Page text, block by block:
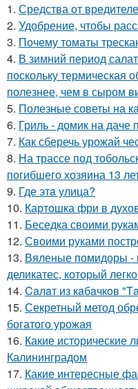
1. Средства от
2. Удобрение, чтобы
3. Почему томаты
4. В зимний период
поскольку термическая
полезнее, чем в сыром
5. Полезные советы на
6. Гриль - домик на
7. Как сберечь урожай
8. На трассе под
погибшего хозяина 13
9. Где этa улица?
10. Картошка фри в
11. Беседка своими
12. Своими руками
13. Вяленые помидоры -
деликатес, который
14. Caлaт из кaбaчкoв
15. Секретный метод
богатого урожая
16. Какие исторические
Калининградом
17. Какие интересные